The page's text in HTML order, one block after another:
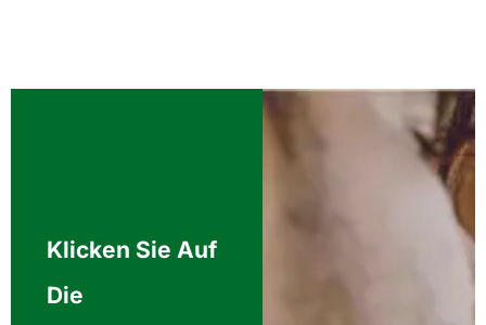
Klicken Sie Auf
Die